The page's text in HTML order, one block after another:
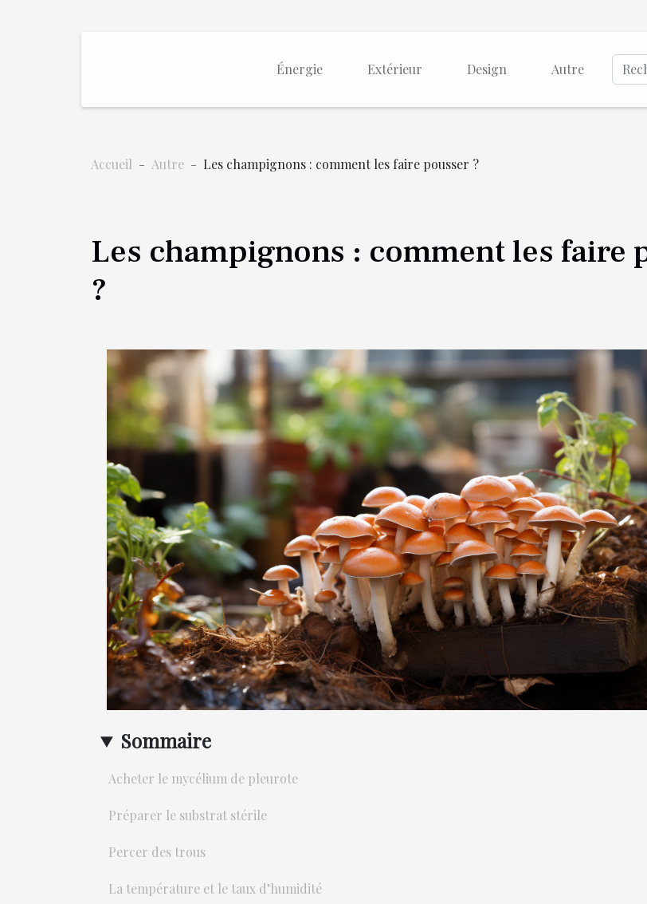
Énergie Extérieur Design Autre
Accueil Autre Les champignons : comment les faire pousser ?
Les champignons : comment les faire
?
Sommaire
Acheter le mycélium de pleurote
Préparer le substrat stérile
Percer des trous
La température et le taux d’humidité